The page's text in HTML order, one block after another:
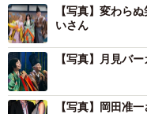
【写真】変わら
いさん
【写真】月見バ
【写真】岡田准